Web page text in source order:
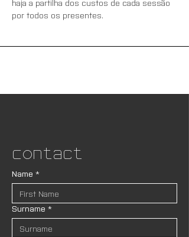
haja a partilha dos custos de cada sessão
por todos os presentes.
Contact
Name *
Surname *